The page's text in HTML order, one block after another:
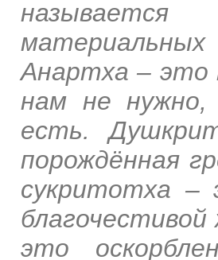
Анартха –
нам не
есть.
порождённая
сукритотха –
это